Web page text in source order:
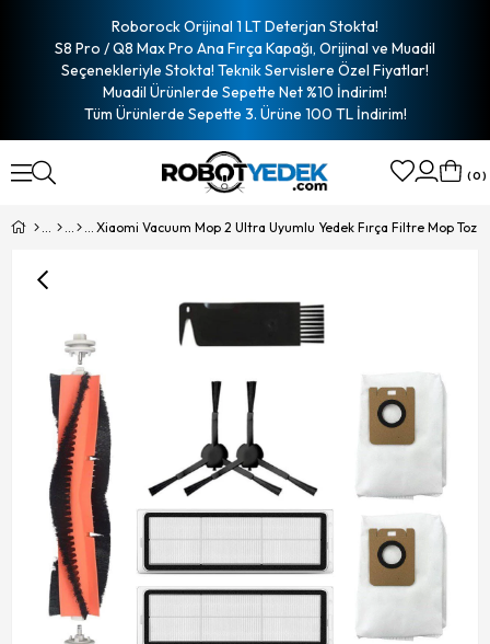
Roborock Orijinal 1 LT Deterjan Stokta!
S8 Pro / Q8 Max Pro Ana Fırça Kapağı, Orijinal ve Muadil
Seçenekleriyle Stokta! Teknik Servislere Özel Fiyatlar!
Muadil Ürünlerde Sepette Net %10 İndirim!
Tüm Ürünlerde Sepette 3. Ürüne 100 TL İndirim!
0